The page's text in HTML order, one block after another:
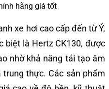
hãng giá tốt
xe hơi cao cấp đến từ Ý,
biệt là Hertz CK130, được
nhờ khả năng tái tạo âm
thực. Các sản phẩm